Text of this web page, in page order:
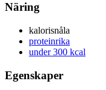
Näring
kalorisnåla
proteinrika
under 300 kcal
Egenskaper